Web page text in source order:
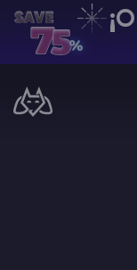
ES | USD
Manage